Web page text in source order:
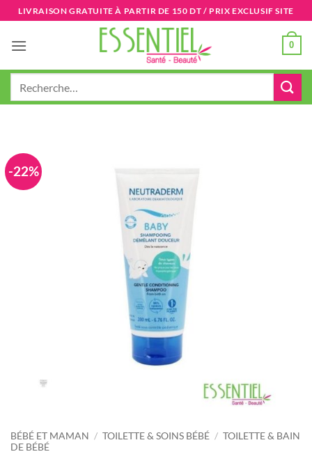
Passer
au
contenu
LIVRAISON GRATUITE À PARTIR DE 150 DT / PRIX EXCLUSIF SITE
0
-22%
BÉBÉ ET MAMAN / TOILETTE & SOINS BÉBÉ / TOILETTE & BAIN
DE BÉBÉ